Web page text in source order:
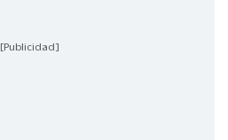
[Publicidad]